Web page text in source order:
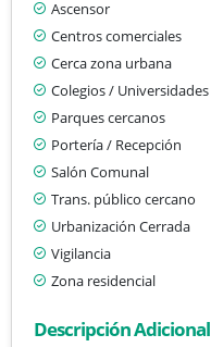
Ascensor
Centros comerciales
Cerca zona urbana
Colegios / Universidades
Parques cercanos
Portería / Recepción
Salón Comunal
Trans. público cercano
Urbanización Cerrada
Vigilancia
Zona residencial
Descripción Adicional